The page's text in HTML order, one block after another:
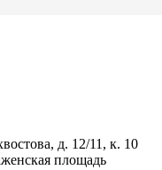
д. 12/11, к. 10
площадь